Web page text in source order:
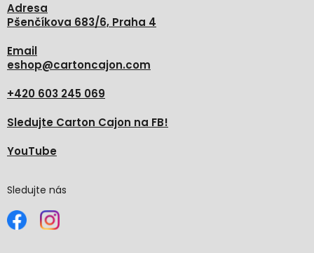
Adresa
Pšenčíkova 683/6, Praha 4
Email
eshop@cartoncajon.com
+420 603 245 069
Sledujte Carton Cajon na FB!
YouTube
Sledujte nás